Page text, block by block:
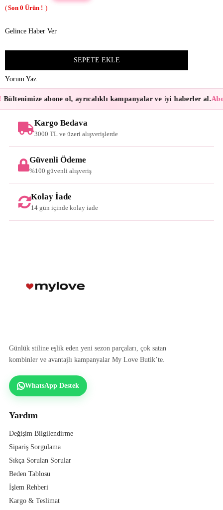
0
Gelince Haber Ver
Yorum Yaz
Bültenimize abone ol, ayrıcalıklı kampanyalar ve iyi haberler al.
Kargo Bedava
3000 TL ve üzeri alışverişlerde
Güvenli Ödeme
%100 güvenli alışveriş
Kolay İade
14 gün içinde kolay iade
Günlük stiline eşlik eden yeni sezon parçaları, çok satan
kombinler ve avantajlı kampanyalar My Love Butik’te.
WhatsApp Destek
Yardım
Değişim Bilgilendirme
Sipariş Sorgulama
Sıkça Sorulan Sorular
Beden Tablosu
İşlem Rehberi
Kargo & Teslimat